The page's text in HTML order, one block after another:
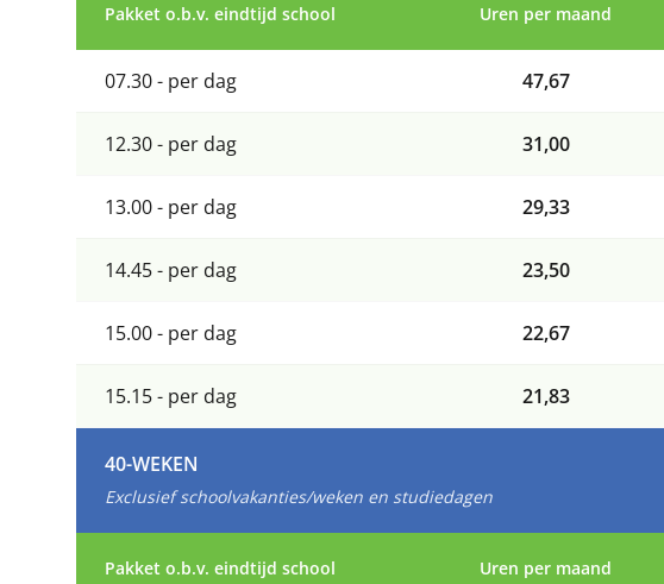
Pakket o.b.v. eindtijd school Uren per maand
07.30 - per dag 47,67
12.30 - per dag 31,00
13.00 - per dag 29,33
14.45 - per dag 23,50
15.00 - per dag 22,67
15.15 - per dag 21,83
40-WEKEN
Exclusief schoolvakanties/weken en studiedagen
Pakket o.b.v. eindtijd school Uren per maand